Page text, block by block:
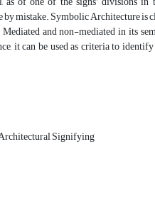
mistake. Symbolic Architecture is
and non-mediated in its
it can be used as criteria to
Signifying